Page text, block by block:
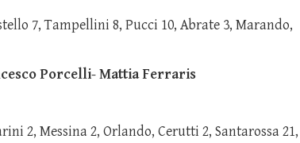
7, Tampellini 8, Pucci 10, Abrate 3, Marando,
Porcelli-Mattia Ferraris
2, Messina 2, Orlando, Cerutti 2, Santarossa 21,